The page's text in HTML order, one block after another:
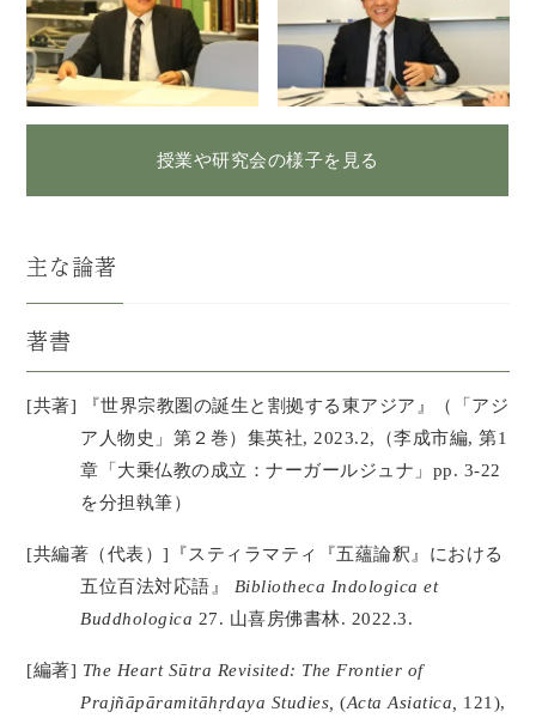
授業や研究会の様子を見る
主な論著
著書
[共著] 『世界宗教圏の誕生と割拠する東アジア』（「アジ
ア人物史」第２巻）集英社, 2023.2,（李成市編, 第1
章「大乗仏教の成立：ナーガールジュナ」pp. 3-22
を分担執筆）
[共編著（代表）]『スティラマティ『五蘊論釈』における
五位百法対応語』 Bibliotheca Indologica et
Buddhologica 27. 山喜房佛書林. 2022.3.
[編著] The Heart Sūtra Revisited: The Frontier of
Prajñāpāramitāhṛdaya Studies,(Acta Asiatica, 121),